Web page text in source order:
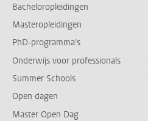
Bacheloropleidingen
Masteropleidingen
PhD-programma's
Onderwijs voor professionals
Summer Schools
Open dagen
Master Open Dag